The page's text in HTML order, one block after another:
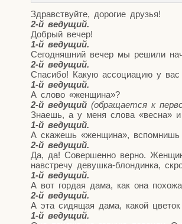
Здрав­ствуй­те, доро­гие друзья!
2‑й веду­щий.
Доб­рый вечер!
1‑й веду­щий.
Сего­дняш­ний вечер мы реши­ли
2‑й веду­щий.
Спа­си­бо! Какую ассо­ци­а­цию у
1‑й веду­щий.
А сло­во «жен­щи­на»?
2‑й веду­щий (обра­ща­ет­ся к
Зна­ешь, а у меня сло­ва «вес­на»
1‑й веду­щий.
А ска­жешь «жен­щи­на», вспом­нишь
2‑й веду­щий.
Да, да! Совер­шен­но вер­но.
навстре­чу девуш­ка-блон­дин­ка,
1‑й веду­щий.
А вот гор­дая дама, как она
2‑й веду­щий.
А эта сидя­щая дама, какой цве­ток
1‑й веду­щий.